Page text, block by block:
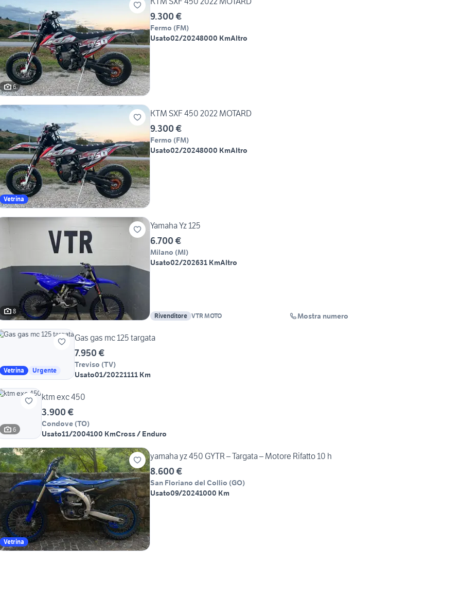
6
9.300 €
Fermo (FM)
Usato02/20248000 KmAltro
Vetrina
KTM SXF 450 2022 MOTARD
9.300 €
Fermo (FM)
Usato02/20248000 KmAltro
8
Yamaha Yz 125
6.700 €
Milano (MI)
Usato02/202631 KmAltro
Rivenditore VTR MOTO Mostra numero
Vetrina Urgente
Gas gas mc 125 targata
7.950 €
Treviso (TV)
Usato01/20221111 Km
6
ktm exc 450
3.900 €
Condove (TO)
Usato11/2004100 KmCross / Enduro
Vetrina
yamaha yz 450 GYTR – Targata – Motore Rifatto 10 h
8.600 €
San Floriano del Collio (GO)
Usato09/20241000 Km